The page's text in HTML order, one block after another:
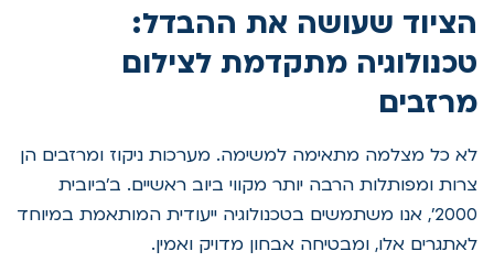
הציוד שעושה את ההבדל:
טכנולוגיה מתקדמת לצילום
מרזבים
לא כל מצלמה מתאימה למשימה. מערכות ניקוז ומרזבים הן
צרות ומפותלות הרבה יותר מקווי ביוב ראשיים. ב'ביובית
2000', אנו משתמשים בטכנולוגיה ייעודית המותאמת במיוחד
לאתגרים אלו, ומבטיחה אבחון מדויק ואמין.